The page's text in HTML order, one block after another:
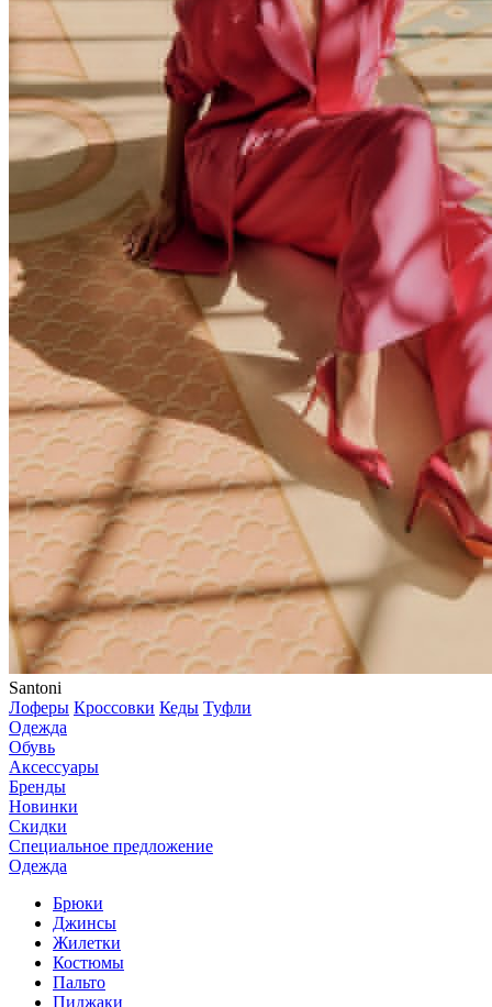
Santoni
Лоферы Кроссовки Кеды Туфли
Одежда
Обувь
Аксессуары
Бренды
Новинки
Скидки
Специальное предложение
Одежда
Брюки
Джинсы
Жилетки
Костюмы
Пальто
Пиджаки